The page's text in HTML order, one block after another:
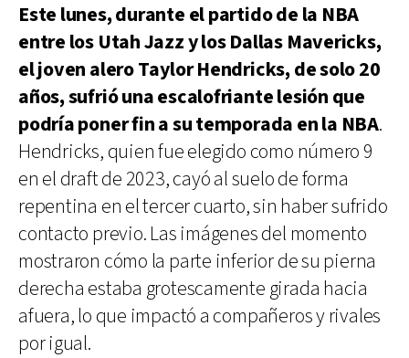
Este lunes, durante el partido de la NBA
entre los Utah Jazz y los Dallas Mavericks,
el joven alero Taylor Hendricks, de solo 20
años, sufrió una escalofriante lesión que
podría poner fin a su temporada en la NBA.
Hendricks, quien fue elegido como número 9
en el draft de 2023, cayó al suelo de forma
repentina en el tercer cuarto, sin haber sufrido
contacto previo. Las imágenes del momento
mostraron cómo la parte inferior de su pierna
derecha estaba grotescamente girada hacia
afuera, lo que impactó a compañeros y rivales
por igual.